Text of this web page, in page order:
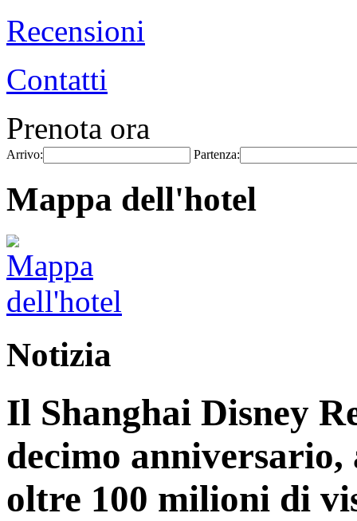
Recensioni
Contatti
Prenota ora
Arrivo: Partenza:
Mappa dell'hotel
Notizia
Il Shanghai Disney
decimo
oltre 100 milioni di